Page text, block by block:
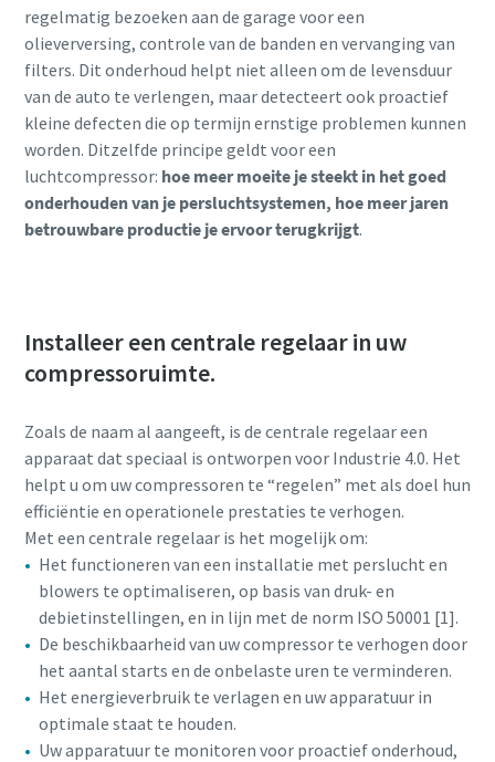
regelmatig bezoeken aan de garage voor een
olieverversing, controle van de banden en vervanging van
filters. Dit onderhoud helpt niet alleen om de levensduur
van de auto te verlengen, maar detecteert ook proactief
kleine defecten die op termijn ernstige problemen kunnen
worden. Ditzelfde principe geldt voor een
luchtcompressor: hoe meer moeite je steekt in het goed
onderhouden van je persluchtsystemen, hoe meer jaren
betrouwbare productie je ervoor terugkrijgt.
Installeer een centrale regelaar in uw
compressoruimte.
Zoals de naam al aangeeft, is de centrale regelaar een
apparaat dat speciaal is ontworpen voor Industrie 4.0. Het
helpt u om uw compressoren te “regelen” met als doel hun
efficiëntie en operationele prestaties te verhogen.
Met een centrale regelaar is het mogelijk om:
Het functioneren van een installatie met perslucht en
blowers te optimaliseren, op basis van druk- en
debietinstellingen, en in lijn met de norm ISO 50001 [1].
De beschikbaarheid van uw compressor te verhogen door
het aantal starts en de onbelaste uren te verminderen.
Het energieverbruik te verlagen en uw apparatuur in
optimale staat te houden.
Uw apparatuur te monitoren voor proactief onderhoud,